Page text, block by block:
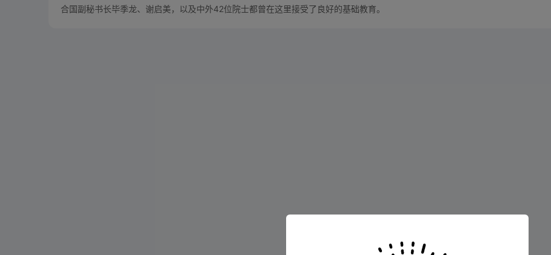
合国副秘书长毕季龙、谢启美，以及中外42位院士都曾在这里接受了良好的基础教育。